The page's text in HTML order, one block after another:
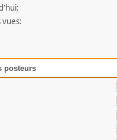
vues:
posteurs